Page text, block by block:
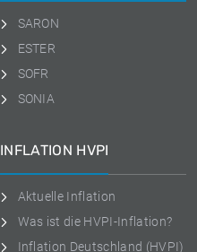
SARON
ESTER
SOFR
SONIA
INFLATION HVPI
Aktuelle Inflation
Was ist die HVPI-Inflation?
Inflation Deutschland (HVPI)